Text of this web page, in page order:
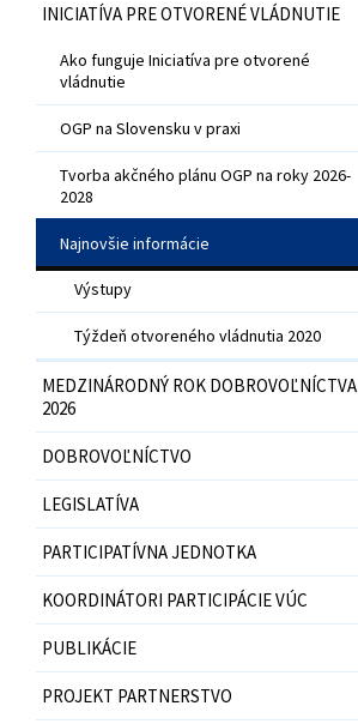
INICIATÍVA PRE OTVORENÉ VLÁDNUTIE
Ako funguje Iniciatíva pre otvorené
vládnutie
OGP na Slovensku v praxi
Tvorba akčného plánu OGP na roky 2026-
2028
Najnovšie informácie
Výstupy
Týždeň otvoreného vládnutia 2020
MEDZINÁRODNÝ ROK DOBROVOĽNÍCTVA
2026
DOBROVOĽNÍCTVO
LEGISLATÍVA
PARTICIPATÍVNA JEDNOTKA
KOORDINÁTORI PARTICIPÁCIE VÚC
PUBLIKÁCIE
PROJEKT PARTNERSTVO